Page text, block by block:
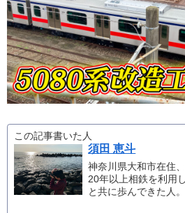
この記事書いた人
須田 恵斗
神奈川県大和市在住
20年以上相鉄を利用
と共に歩んできた人。